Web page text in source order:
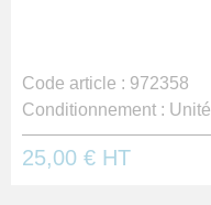
Code article : 972358
Conditionnement : Unité
25,00 € HT